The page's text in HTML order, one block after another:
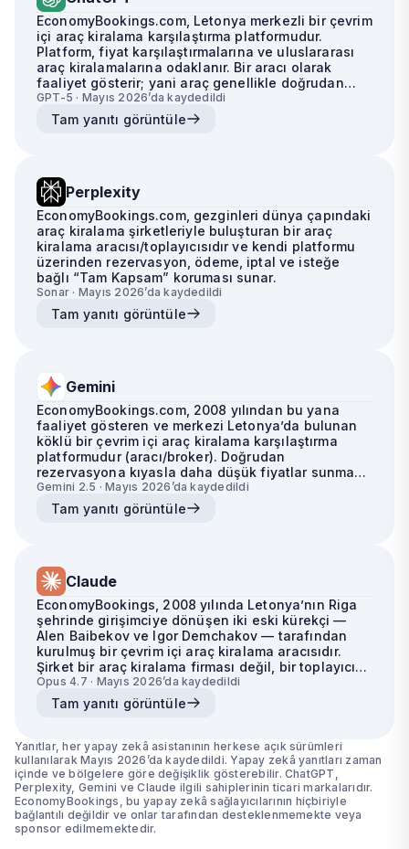
EconomyBookings.com, Letonya merkezli bir çevrim
içi araç kiralama karşılaştırma platformudur.
Platform, fiyat karşılaştırmalarına ve uluslararası
araç kiralamalarına odaklanır. Bir aracı olarak
faaliyet gösterir; yani araç genellikle doğrudan
EconomyBookings tarafından değil, üçüncü taraf
bir kiralama şirketi tarafından sağlanır.
GPT-5 · Mayıs 2026’da kaydedildi
Tam yanıtı görüntüle
Perplexity
EconomyBookings.com, gezginleri dünya çapındaki
araç kiralama şirketleriyle buluşturan bir araç
kiralama aracısı/toplayıcısıdır ve kendi platformu
üzerinden rezervasyon, ödeme, iptal ve isteğe
bağlı “Tam Kapsam” koruması sunar.
Sonar · Mayıs 2026’da kaydedildi
Tam yanıtı görüntüle
Gemini
EconomyBookings.com, 2008 yılından bu yana
faaliyet gösteren ve merkezi Letonya’da bulunan
köklü bir çevrim içi araç kiralama karşılaştırma
platformudur (aracı/broker). Doğrudan
rezervasyona kıyasla daha düşük fiyatlar sunmak
için yüzlerce yerel ve uluslararası kiralama
markasıyla çalışır; ancak her aracı platformda
olduğu gibi, hizmetten sorunsuz yararlanabilmek
Gemini 2.5 · Mayıs 2026’da kaydedildi
Tam yanıtı görüntüle
Claude
EconomyBookings, 2008 yılında Letonya’nın Riga
şehrinde girişimciye dönüşen iki eski kürekçi —
Alen Baibekov ve Igor Demchakov — tarafından
kurulmuş bir çevrim içi araç kiralama aracısıdır.
Şirket bir araç kiralama firması değil, bir toplayıcı
platform olarak faaliyet gösterir; yani kendi araç
filosuna sahip olmak yerine sizi üçüncü taraf
sağlayıcılarla buluşturur.
Opus 4.7 · Mayıs 2026’da kaydedildi
Tam yanıtı görüntüle
Yanıtlar, her yapay zekâ asistanının herkese açık sürümleri
kullanılarak Mayıs 2026’da kaydedildi. Yapay zekâ yanıtları zaman
içinde ve bölgelere göre değişiklik gösterebilir. ChatGPT,
Perplexity, Gemini ve Claude ilgili sahiplerinin ticari markalarıdır.
EconomyBookings, bu yapay zekâ sağlayıcılarının hiçbiriyle
bağlantılı değildir ve onlar tarafından desteklenmemekte veya
sponsor edilmemektedir.